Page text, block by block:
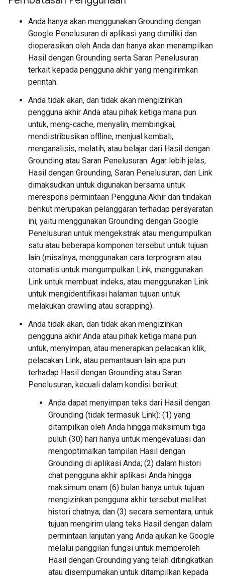
Anda hanya akan menggunakan Grounding dengan
Google Penelusuran di aplikasi yang dimiliki dan
dioperasikan oleh Anda dan hanya akan menampilkan
Hasil dengan Grounding serta Saran Penelusuran
terkait kepada pengguna akhir yang mengirimkan
perintah.
Anda tidak akan, dan tidak akan mengizinkan
pengguna akhir Anda atau pihak ketiga mana pun
untuk, meng-cache, menyalin, membingkai,
mendistribusikan offline, menjual kembali,
menganalisis, melatih, atau belajar dari Hasil dengan
Grounding atau Saran Penelusuran. Agar lebih jelas,
Hasil dengan Grounding, Saran Penelusuran, dan Link
dimaksudkan untuk digunakan bersama untuk
merespons permintaan Pengguna Akhir dan tindakan
berikut merupakan pelanggaran terhadap persyaratan
ini, yaitu menggunakan Grounding dengan Google
Penelusuran untuk mengekstrak atau mengumpulkan
satu atau beberapa komponen tersebut untuk tujuan
lain (misalnya, menggunakan cara terprogram atau
otomatis untuk mengumpulkan Link, menggunakan
Link untuk membuat indeks, atau menggunakan Link
untuk mengidentifikasi halaman tujuan untuk
melakukan crawling atau scrapping).
Anda tidak akan, dan tidak akan mengizinkan
pengguna akhir Anda atau pihak ketiga mana pun
untuk, menyimpan, atau menerapkan pelacakan klik,
pelacakan Link, atau pemantauan lain apa pun
terhadap Hasil dengan Grounding atau Saran
Penelusuran, kecuali dalam kondisi berikut:
Anda dapat menyimpan teks dari Hasil dengan
Grounding (tidak termasuk Link): (1) yang
ditampilkan oleh Anda hingga maksimum tiga
puluh (30) hari hanya untuk mengevaluasi dan
mengoptimalkan tampilan Hasil dengan
Grounding di aplikasi Anda; (2) dalam histori
chat pengguna akhir aplikasi Anda hingga
maksimum enam (6) bulan hanya untuk tujuan
mengizinkan pengguna akhir tersebut melihat
histori chatnya; dan (3) secara sementara, untuk
tujuan mengirim ulang teks Hasil dengan dalam
permintaan lanjutan yang Anda ajukan ke Google
melalui panggilan fungsi untuk memperoleh
Hasil dengan Grounding yang telah ditingkatkan
atau disempurnakan untuk ditampilkan kepada